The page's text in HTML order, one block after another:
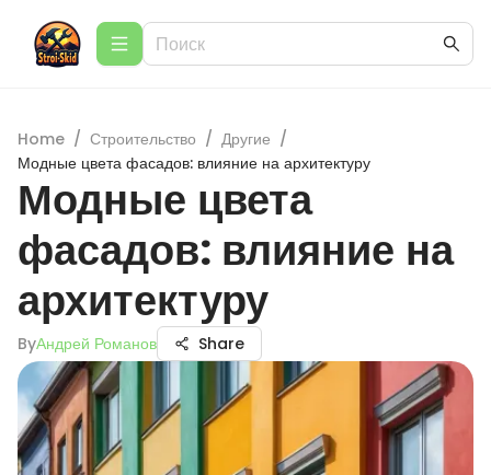
Home / Строительство / Другие /
Модные цвета фасадов: влияние на архитектуру
Модные цвета
фасадов: влияние на
архитектуру
ByАндрей Романов Share